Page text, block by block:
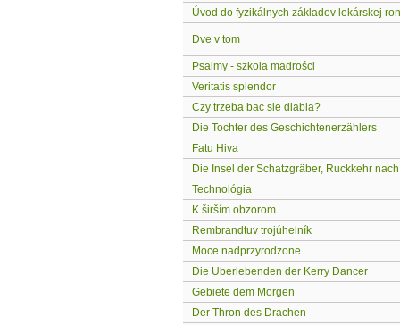
Úvod do fyzikálnych základov lekárskej
Dve v tom
Psalmy - szkola madrości
Veritatis splendor
Czy trzeba bac sie diabla?
Die Tochter des Geschichtenerzählers
Fatu Hiva
Die Insel der Schatzgräber, Ruckkehr
Technológia
K širším obzorom
Rembrandtuv trojúhelník
Moce nadprzyrodzone
Die Uberlebenden der Kerry Dancer
Gebiete dem Morgen
Der Thron des Drachen